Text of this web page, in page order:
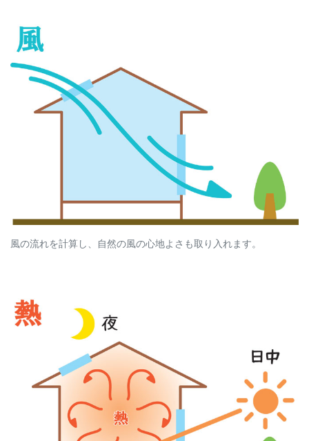
風の流れを計算し、自然の風の心地よさも取り入れます。